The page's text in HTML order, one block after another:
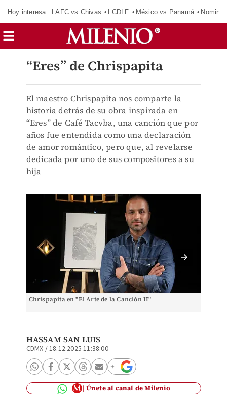
Hoy interesa: LAFC vs Chivas LCDLF México vs Panamá
“Eres” de Chrispapita
El maestro Chrispapita nos comparte la
historia detrás de su obra inspirada en
“Eres” de Café Tacvba, una canción que por
años fue entendida como una declaración
de amor romántico, pero que, al revelarse
dedicada por uno de sus compositores a su
hija
Chrispapita en "El Arte de la Canción II"
HASSAM SAN LUIS
CDMX /18.12.2025 11:38:00
Únete al canal de Milenio